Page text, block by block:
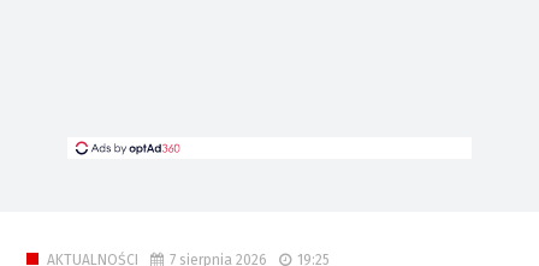
AKTUALNOŚCI 7 sierpnia 2026 19:25